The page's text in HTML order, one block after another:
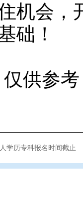
机会，
础！
供参
学历专科报名时间截止